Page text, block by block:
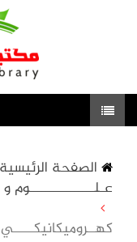
الصفحة الرئيسية
عـلــــــــــــــــوم و
كهــروميكانيكـــــي